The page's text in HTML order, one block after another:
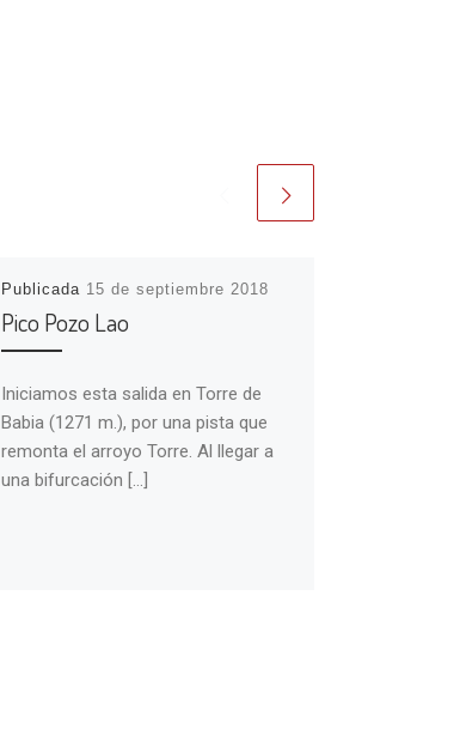
Publicada 15 de septiembre 2018
Pico Pozo Lao
Iniciamos esta salida en Torre de
Babia (1271 m.), por una pista que
remonta el arroyo Torre. Al llegar a
una bifurcación […]